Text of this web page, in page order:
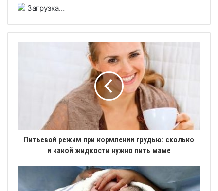
Загрузка…
Питьевой режим при кормлении грудью: сколько
и какой жидкости нужно пить маме